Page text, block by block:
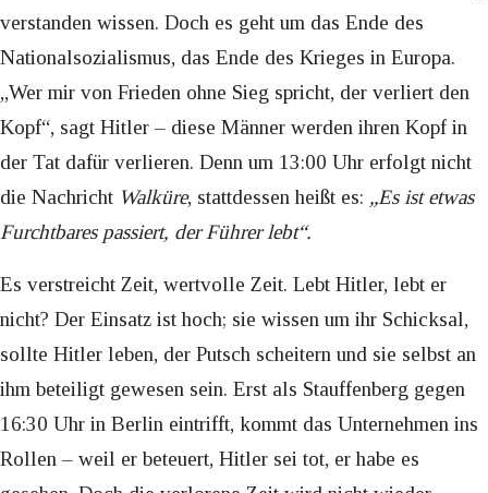
verstanden wissen. Doch es geht um das Ende des
Nationalsozialismus, das Ende des Krieges in Europa.
„Wer mir von Frieden ohne Sieg spricht, der verliert den
Kopf“, sagt Hitler – diese Männer werden ihren Kopf in
der Tat dafür verlieren. Denn um 13:00 Uhr erfolgt nicht
die Nachricht Walküre, stattdessen heißt es: „Es ist etwas
Furchtbares passiert, der Führer lebt“.
Es verstreicht Zeit, wertvolle Zeit. Lebt Hitler, lebt er
nicht? Der Einsatz ist hoch; sie wissen um ihr Schicksal,
sollte Hitler leben, der Putsch scheitern und sie selbst an
ihm beteiligt gewesen sein. Erst als Stauffenberg gegen
16:30 Uhr in Berlin eintrifft, kommt das Unternehmen ins
Rollen – weil er beteuert, Hitler sei tot, er habe es